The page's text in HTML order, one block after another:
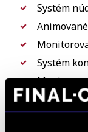
Systém
Systém
Systém